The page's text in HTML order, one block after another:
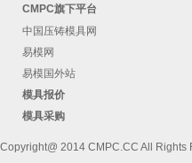
CMPC旗下平台
中国压铸模具网
易模网
易模国外站
模具报价
模具采购
Copyright@ 2014 CMPC.CC All Rights